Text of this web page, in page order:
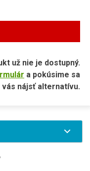
už nie je dostupný.
a pokúsime sa
vás nájsť alternatívu.